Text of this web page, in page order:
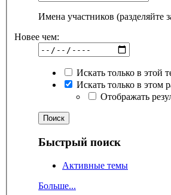
Имена участников (разделяйте
Новее чем:
Искать только в этой
Искать только в этом
Отображать
Быстрый поиск
Активные темы
Больше...